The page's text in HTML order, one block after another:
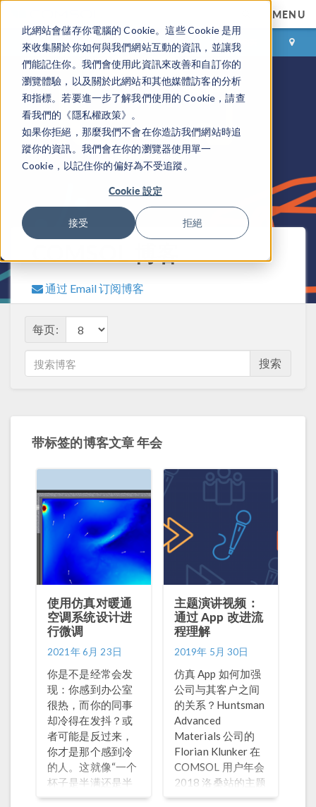
此網站會儲存你電腦的 Cookie。這些 Cookie 是用
來收集關於你如何與我們網站互動的資訊，並讓我
們能記住你。我們會使用此資訊來改善和自訂你的
瀏覽體驗，以及關於此網站和其他媒體訪客的分析
和指標。若要進一步了解我們使用的 Cookie，請查
看我們的《隱私權政策》。
如果你拒絕，那麼我們不會在你造訪我們網站時追
蹤你的資訊。我們會在你的瀏覽器使用單一
Cookie，以記住你的偏好為不受追蹤。
Cookie 設定
接受 拒絕
MENU
登录 咨询与购买
COMSOL 博客
通过 Email 订阅博客
每页:
搜索
带标签的博客文章 年会
使用仿真对暖通
空调系统设计进
行微调
2021年 6月 23日
你是不是经常会发
现：你感到办公室
很热，而你的同事
却冷得在发抖？或
者可能是反过来，
你才是那个感到冷
的人。这就像“一个
杯子是半满还是半
空”这个古老的问题
主题演讲视频：
通过 App 改进流
程理解
2019年 5月 30日
仿真 App 如何加强
公司与其客户之间
的关系？Huntsman
Advanced
Materials 公司的
Florian Klunker 在
COMSOL 用户年会
2018 洛桑站的主题
演讲中讨论了将仿